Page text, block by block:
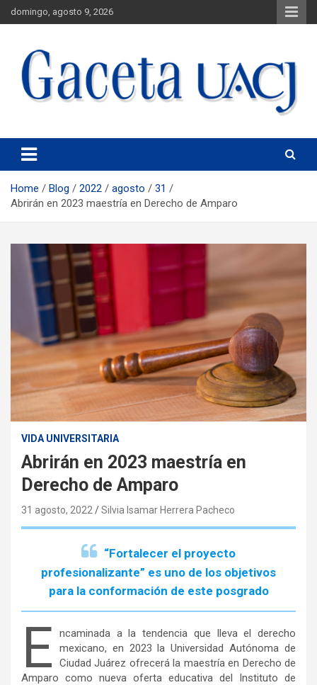
domingo, agosto 9, 2026
Gaceta UACJ
Home Blog 2022 agosto
31
Abrirán en 2023 maestría en Derecho de Amparo
VIDA UNIVERSITARIA
Abrirán en 2023 maestría en
Derecho de Amparo
31 agosto, 2022 Silvia Isamar Herrera Pacheco
“Fortalecer el proyecto
profesionalizante” es uno de los objetivos
para la conformación de este posgrado
E
ncaminada a la tendencia que lleva el derecho
mexicano, en 2023 la Universidad Autónoma de
Ciudad Juárez ofrecerá la maestría en Derecho de
Amparo como nueva oferta educativa del Instituto de